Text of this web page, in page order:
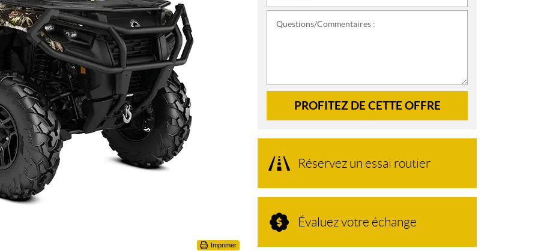
Imprimer
Questions/Commentaires :
PROFITEZ DE CETTE OFFRE
Réservez un essai routier
Évaluez votre échange